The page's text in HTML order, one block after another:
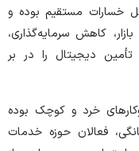
خسارات مستقیم بوده و
کاهش سرمایه‌گذاری،
تأمین دیجیتال را در بر
خرد و کوچک بوده
فعالان حوزه خدمات